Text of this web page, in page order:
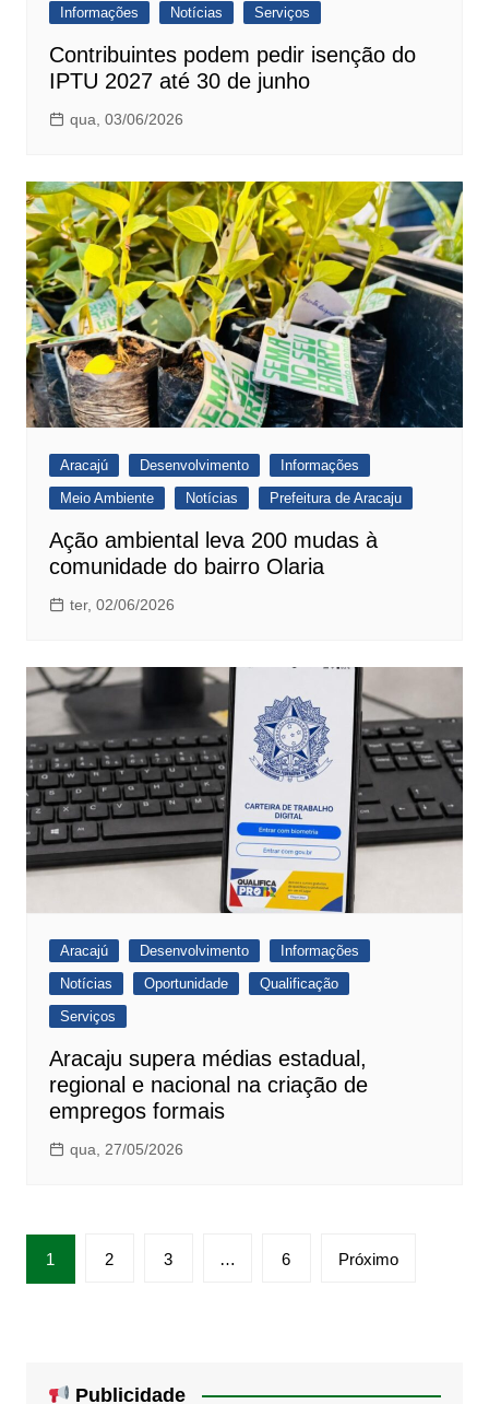
Informações
Notícias Serviços
Contribuintes podem pedir isenção do
IPTU 2027 até 30 de junho
qua, 03/06/2026
Aracajú Desenvolvimento
Informações
Meio Ambiente
Notícias Prefeitura de Aracaju
Ação ambiental leva 200 mudas à
comunidade do bairro Olaria
ter, 02/06/2026
Aracajú Desenvolvimento
Informações
Notícias
Oportunidade
Qualificação
Serviços
Aracaju supera médias estadual,
regional e nacional na criação de
empregos formais
qua, 27/05/2026
Paginação
de
1 2 3 … 6 Próximo
Publicidade